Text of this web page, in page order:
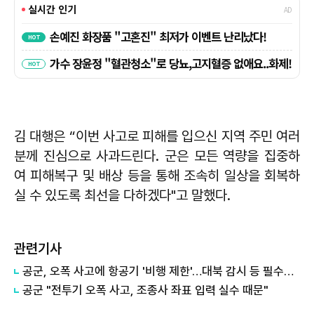
김 대행은 “이번 사고로 피해를 입으신 지역 주민 여러
분께 진심으로 사과드린다. 군은 모든 역량을 집중하
여 피해복구 및 배상 등을 통해 조속히 일상을 회복하
실 수 있도록 최선을 다하겠다"고 말했다.
관련기사
공군, 오폭 사고에 항공기 '비행 제한'…대북 감시 등 필수전력 제외
공군 "전투기 오폭 사고, 조종사 좌표 입력 실수 때문"